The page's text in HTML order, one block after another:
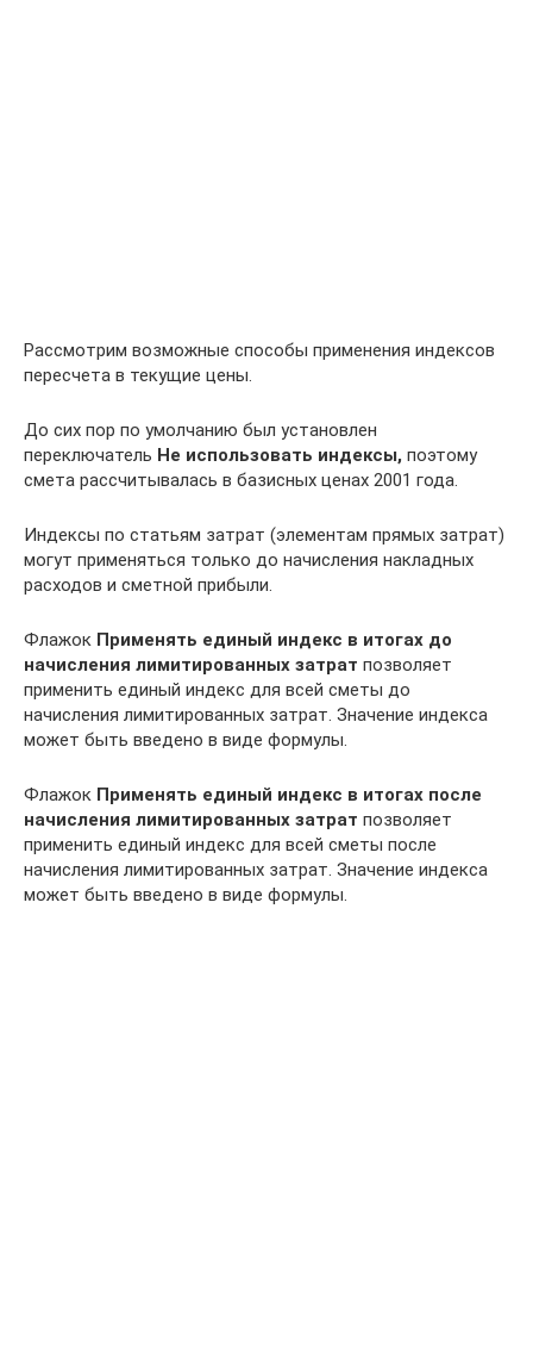
Рассмотрим возможные способы применения индексов
пересчета в текущие цены.
До сих пор по умолчанию был установлен
переключатель Не использовать индексы, поэтому
смета рассчитывалась в базисных ценах 2001 года.
Индексы по статьям затрат (элементам прямых затрат)
могут применяться только до начисления накладных
расходов и сметной прибыли.
Флажок Применять единый индекс в итогах до
начисления лимитированных затрат позволяет
применить единый индекс для всей сметы до
начисления лимитированных затрат. Значение индекса
может быть введено в виде формулы.
Флажок Применять единый индекс в итогах после
начисления лимитированных затрат позволяет
применить единый индекс для всей сметы после
начисления лимитированных затрат. Значение индекса
может быть введено в виде формулы.